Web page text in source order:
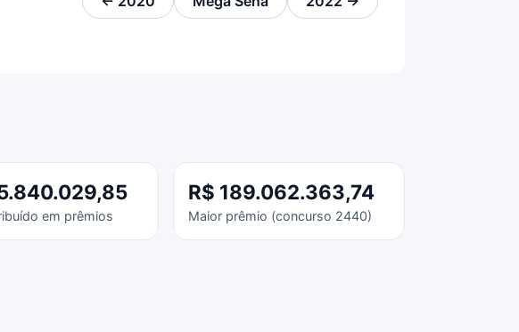
em prêmios
R$ 189.062.363,74
Maior prêmio (concurso 2440)